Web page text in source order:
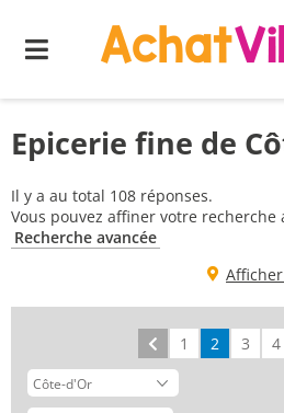
Menu
Epicerie fine de
Il y a au total 108 réponses.
Vous pouvez affiner votre recherche
Recherche avancée
Précédent
1 2 3 4